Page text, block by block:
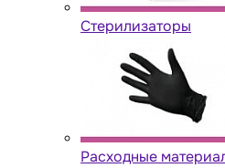
Стерилизаторы
Расходные